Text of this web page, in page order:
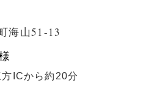
海山51-13
ICから約20分